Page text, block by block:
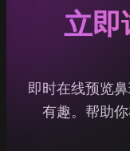
立即
即时在线预览
有趣。帮助